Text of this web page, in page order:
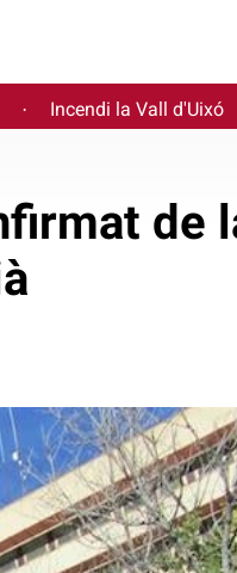
· Incendi la Vall d'Uixó
de